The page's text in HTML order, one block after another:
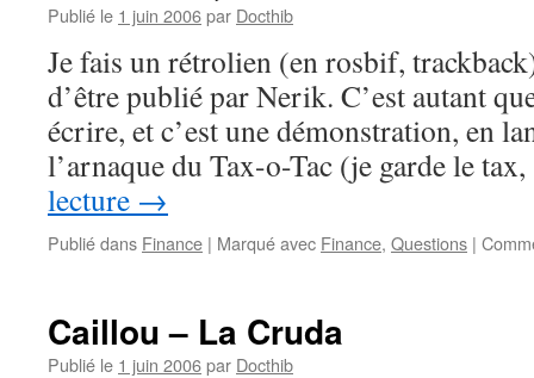
Publié le 1 juin 2006par Docthib
Je fais un rétrolien (en rosbif,
d’être publié par Nerik. C’est autant
écrire, et c’est une démonstration, en
l’arnaque du Tax-o-Tac (je garde le
lecture →
Publié dans Finance | Marqué avec Finance, Questions |
Caillou – La Cruda
Publié le 1 juin 2006par Docthib